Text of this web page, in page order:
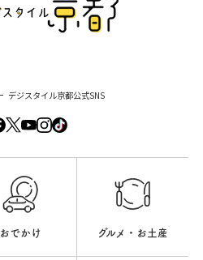
デジスタイル京都公式SNS
おでかけ グルメ・お土産